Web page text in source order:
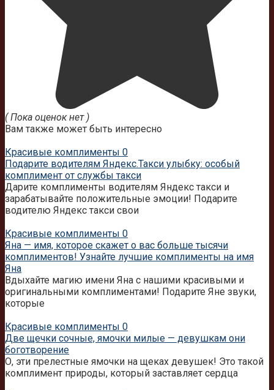
( Пока оценок нет )
Вам также может быть интересно
Красивые комплименты 0
Подарите водителям Яндекс.Такси улыбку: особый
комплимент от службы такси
Дарите комплименты водителям Яндекс такси и
зарабатывайте положительные эмоции! Подарите
водителю Яндекс такси свои
Красивые комплименты 0
Яна — имя, которое скажет о вас больше тысячи
комплиментов! Узнайте лучшие комплименты на имя
Яна
Вдыхайте магию имени Яна с нашими красивыми и
оригинальными комплиментами! Подарите Яне звуки,
которые
Красивые комплименты 0
Две щечки сочные, ямочки милые — девушкам они
боготворение
О, эти прелестные ямочки на щеках девушек! Это такой
комплимент природы, который заставляет сердца